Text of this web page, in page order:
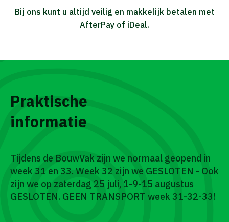
Bij ons kunt u altijd veilig en makkelijk betalen met
AfterPay of iDeal.
Praktische
informatie
Tijdens de BouwVak zijn we normaal geopend in
week 31 en 33. Week 32 zijn we GESLOTEN - Ook
zijn we op zaterdag 25 juli, 1-9-15 augustus
GESLOTEN. GEEN TRANSPORT week 31-32-33!